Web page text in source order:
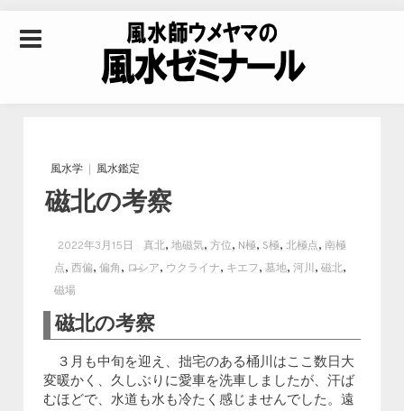
水ゼミナール｜風水
学・四柱推命学・易
学を合わせた立命講
座
風水学 風水鑑定
磁北の考察
2022年3月15日 真北,地磁気, 方位, N極, S極,北極点,南極
点,西偏,偏角, ロシア, ウクライナ, キエフ,墓地,河川 ,磁北,
磁場
磁北の考察
３月も中旬を迎え、拙宅のある桶川はここ数日大
変暖かく、久しぶりに愛車を洗車しましたが、汗ば
むほどで、水道も水も冷たく感じませんでした。遠